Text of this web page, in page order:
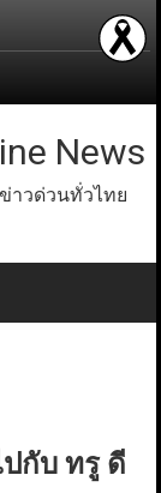
News
าวด่วนทั่วไทย
ปกับ ทรู ดี